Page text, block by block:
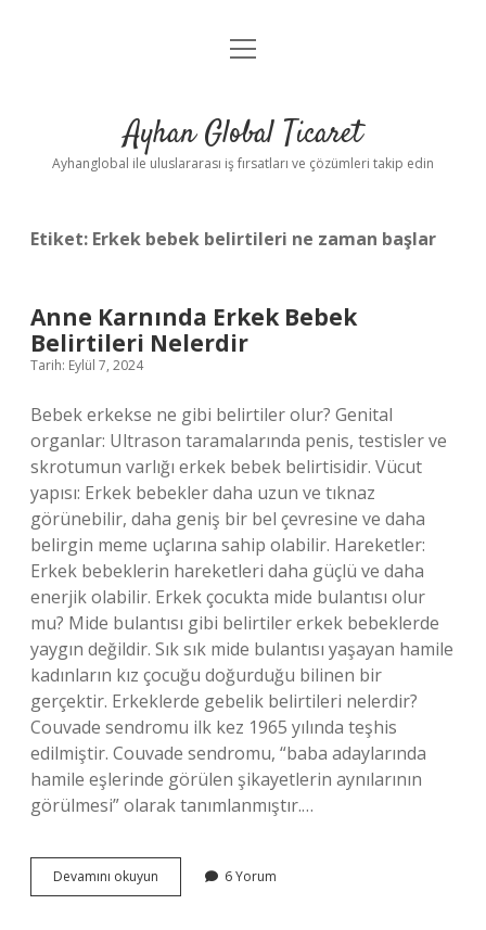
Anasayfa
Yasal Uyarı
menüyü
Ayhan Global Ticaret
Ayhanglobal ile uluslararası iş fırsatları ve çözümleri takip edin
Etiket: Erkek bebek belirtileri ne zaman başlar
Anne Karnında Erkek Bebek
Belirtileri Nelerdir
Tarih: Eylül 7, 2024
Bebek erkekse ne gibi belirtiler olur? Genital
organlar: Ultrason taramalarında penis, testisler ve
skrotumun varlığı erkek bebek belirtisidir. Vücut
yapısı: Erkek bebekler daha uzun ve tıknaz
görünebilir, daha geniş bir bel çevresine ve daha
belirgin meme uçlarına sahip olabilir. Hareketler:
Erkek bebeklerin hareketleri daha güçlü ve daha
enerjik olabilir. Erkek çocukta mide bulantısı olur
mu? Mide bulantısı gibi belirtiler erkek bebeklerde
yaygın değildir. Sık sık mide bulantısı yaşayan hamile
kadınların kız çocuğu doğurduğu bilinen bir
gerçektir. Erkeklerde gebelik belirtileri nelerdir?
Couvade sendromu ilk kez 1965 yılında teşhis
edilmiştir. Couvade sendromu, “baba adaylarında
hamile eşlerinde görülen şikayetlerin aynılarının
görülmesi” olarak tanımlanmıştır.…
Devamını okuyun
Karnında
6 Yorum